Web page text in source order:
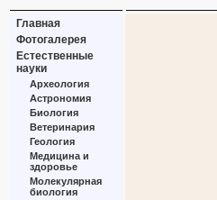
Главная
Фотогалерея
Естественные
науки
Археология
Астрономия
Биология
Ветеринария
Геология
Медицина и
здоровье
Молекулярная
биология